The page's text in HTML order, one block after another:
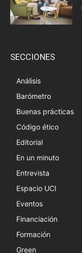
SECCIONES
Análisis
Barómetro
Buenas prácticas
Código ético
Editorial
En un minuto
Entrevista
Espacio UCI
Eventos
Financiación
Formación
Green